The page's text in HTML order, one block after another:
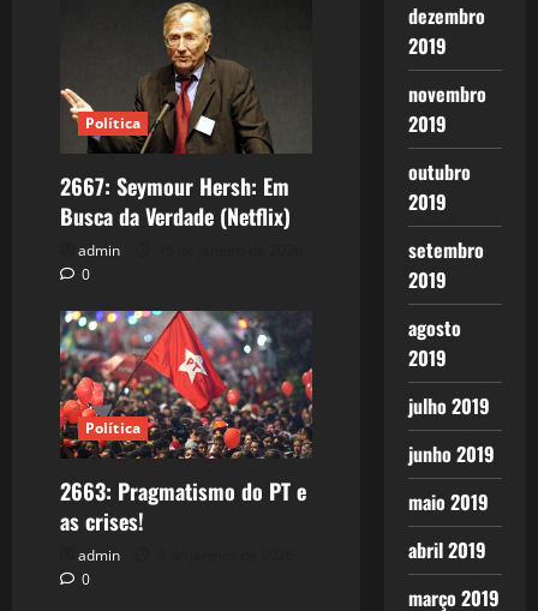
Política
2667: Seymour Hersh: Em
Busca da Verdade (Netflix)
admin
0
Política
2663: Pragmatismo do PT e
as crises!
admin
0
dezembro
2019
novembro
2019
outubro
2019
setembro
2019
agosto
2019
julho 2019
junho 2019
maio 2019
abril 2019
março 2019